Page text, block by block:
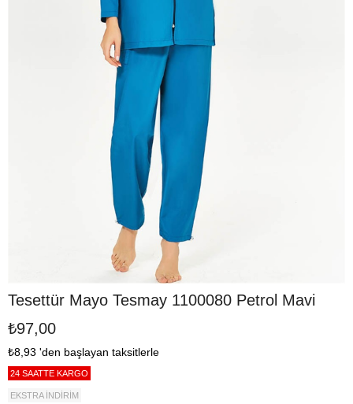
Tesettür Mayo Tesmay 1100080 Petrol Mavi
₺97,00
₺8,93 'den başlayan taksitlerle
24 SAATTE KARGO
EKSTRA İNDİRİM